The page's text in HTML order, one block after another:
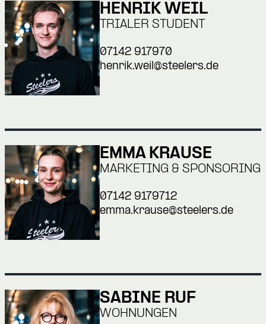
HENRIK WEIL
TRIALER STUDENT
07142 917970
henrik.weil@steelers.de
EMMA KRAUSE
MARKETING & SPONSORING
07142 9179712
emma.krause@steelers.de
SABINE RUF
WOHNUNGEN